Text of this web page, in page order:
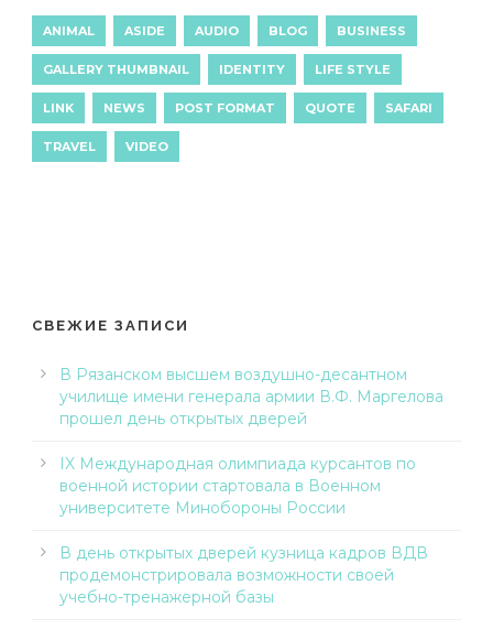
ANIMAL ASIDE AUDIO BLOG BUSINESS
GALLERY THUMBNAIL IDENTITY LIFE STYLE
LINK NEWS POST FORMAT QUOTE SAFARI
TRAVEL VIDEO
СВЕЖИЕ ЗАПИСИ
В Рязанском высшем воздушно-десантном
училище имени генерала армии В.Ф. Маргелова
прошел день открытых дверей
IX Международная олимпиада курсантов по
военной истории стартовала в Военном
университете Минобороны России
В день открытых дверей кузница кадров ВДВ
продемонстрировала возможности своей
учебно-тренажерной базы